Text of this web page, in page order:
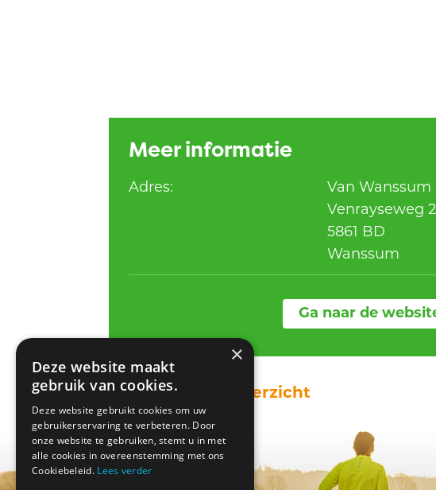
Meer informatie
Adres:
Van Wanssum
Venrayseweg
5861 BD
Wanssum
Ga naar de
Terug naar overzicht
×
Deze website maakt
gebruik van cookies.
Deze website gebruikt cookies om uw
gebruikerservaring te verbeteren. Door
onze website te gebruiken, stemt u in met
alle cookies in overeenstemming met ons
Cookiebeleid. Lees verder